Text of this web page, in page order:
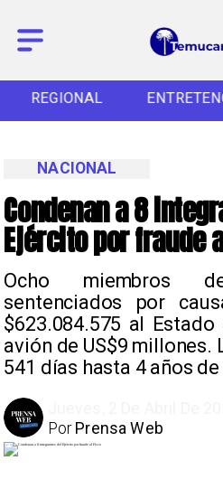
REGIONAL
Condenan a 8
Ejército por fraude
Ocho miembros
sentenciados por
$623.084.575 al
avión de US$9 millones.
541 días hasta 4 años
NACIONAL
Prensa Web
Por